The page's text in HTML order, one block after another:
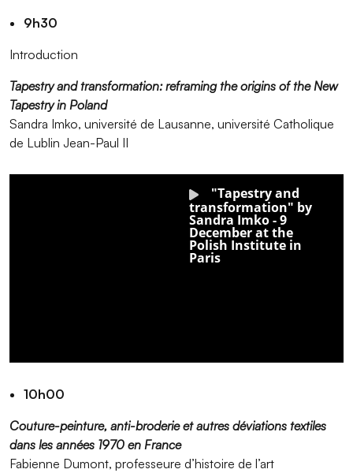
9h30
Introduction
Tapestry and transformation: reframing the origins of the New
Tapestry in Poland
Sandra Imko, université de Lausanne, université Catholique
de Lublin Jean-Paul II
10h00
Couture-peinture, anti-broderie et autres déviations textiles
dans les années 1970 en France
Fabienne Dumont, professeure d’histoire de l’art